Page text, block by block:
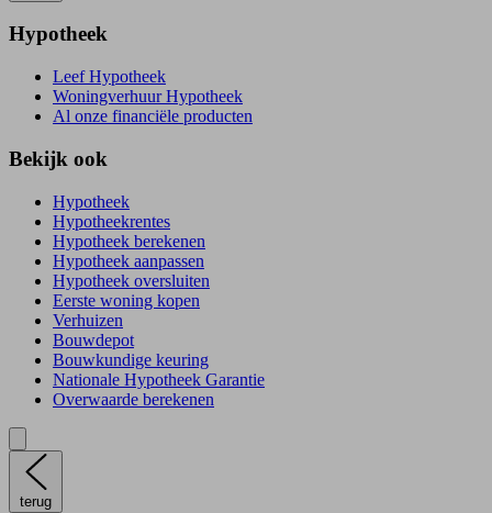
Hypotheek
Leef Hypotheek
Woningverhuur Hypotheek
Al onze financiële producten
Bekijk ook
Hypotheek
Hypotheekrentes
Hypotheek berekenen
Hypotheek aanpassen
Hypotheek oversluiten
Eerste woning kopen
Verhuizen
Bouwdepot
Bouwkundige keuring
Nationale Hypotheek Garantie
Overwaarde berekenen
terug